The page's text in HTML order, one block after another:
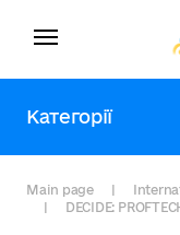
Категорії
Main page
DECIDE: